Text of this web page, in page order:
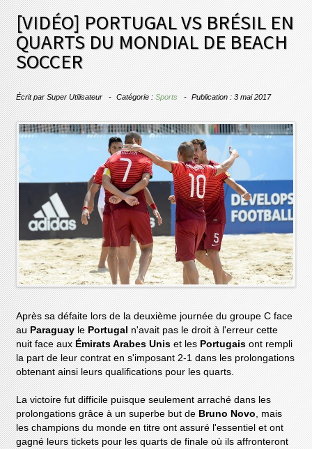
[VIDÉO] PORTUGAL VS BRÉSIL EN
QUARTS DU MONDIAL DE BEACH
SOCCER
Écrit parSuper Utilisateur Catégorie :Sports Publication : 3 mai 2017
Après sa défaite lors de la deuxième journée du groupe C face
auParaguay lePortugal n'avait pas le droit à l'erreur cette
nuit face auxÉmirats Arabes Unis et les Portugais ont rempli
la part de leur contrat en s'imposant 2-1 dans les prolongations
obtenant ainsi leurs qualifications pour les quarts.
La victoire fut difficile puisque seulement arraché dans les
prolongations grâce à un superbe but deBruno Novo , mais
les champions du monde en titre ont assuré l'essentiel et ont
gagné leurs tickets pour les quarts de finale où ils affronteront